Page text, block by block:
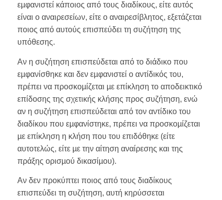
εµφανιστεί κάποιος από τους διαδίκους, είτε αυτός
είναι ο αναιρεσείων, είτε ο αναιρεσίβλητος, εξετάζεται
ποιος από αυτούς επισπεύδει τη συζήτηση της
υπόθεσης.
Αν η συζήτηση επισπεύδεται από το διάδικο που
εµφανίσθηκε και δεν εµφανιστεί ο αντίδικός του,
πρέπει να προσκοµίζεται µε επίκληση το αποδεικτικό
επίδοσης της σχετικής κλήσης προς συζήτηση, ενώ
αν η συζήτηση επισπεύδεται από τον αντίδικο του
διαδίκου που εµφανίστηκε, πρέπει να προσκοµίζεται
µε επίκληση η κλήση που του επιδόθηκε (είτε
αυτοτελώς, είτε µε την αίτηση αναίρεσης και της
πράξης ορισµού δικασίµου).
Αν δεν προκύπτει ποιος από τους διαδίκους
επισπεύδει τη συζήτηση, αυτή κηρύσσεται